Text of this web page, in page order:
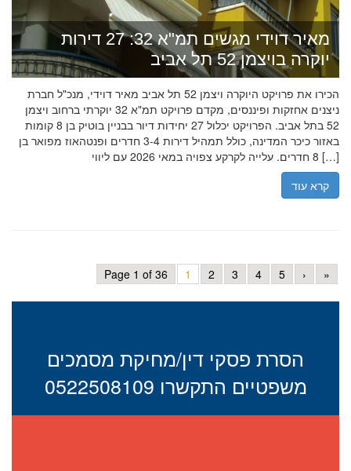
מאיר דוידי מגשים תמ"א 32: 27 דירות
יוקרה בויצמן 52 תל אביב
הכירו את פרויקט היוקרה ויצמן 52 תל אביב מאיר דוידי, מנכ"ל חברת
ניצנים אחזקות ופיננסים, מקדם פרויקט תמ"א 32 יוקרתי ברחוב ויצמן
52 בתל אביב. הפרויקט יכלול 27 יחידות דיור בבניין בוטיק בן 8 קומות
באזור כיכר המדינה, כולל תמהיל דירות 3-4 חדרים ופנטהאוז מפואר בן
8 חדרים. עלייה לקרקע צפויה במאי 2026 עם ליווי […]
קרא עוד
Page 1 of 36 1 2 3 4 5 › »
הסרת פסקי דין/מחיקת מסמכים
משפטיים התקשרו 0522508109